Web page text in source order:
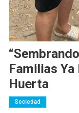
Familias
Huerta
Sociedad